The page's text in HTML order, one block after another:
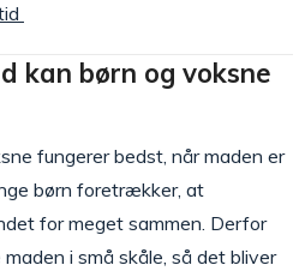
kan børn og voksne
fungerer bedst, når maden er
børn foretrækker, at
for meget sammen. Derfor
i små skåle, så det bliver